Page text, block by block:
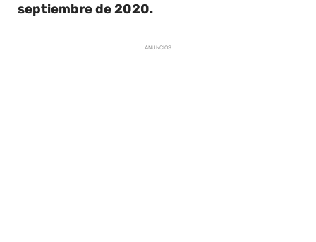
septiembre de 2020.
ANUNCIOS